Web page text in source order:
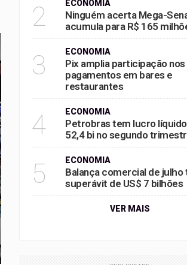
2 ECONOMIA
Ninguém acerta Mega-
acumula para R$ 165
3 ECONOMIA
Pix amplia participação nos
pagamentos em bares e
restaurantes
4 ECONOMIA
Petrobras tem lucro líquido
52,4 bi no segundo
5 ECONOMIA
Balança comercial de julho
superávit de US$ 7 bilhões
VER MAIS